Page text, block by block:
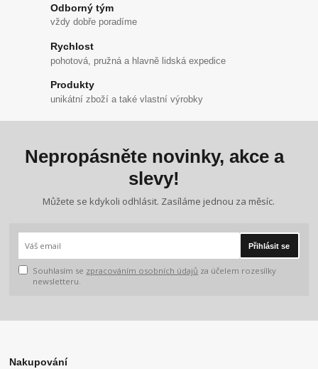
Odborný tým
vždy dobře poradíme
Rychlost
pohotová, pružná a hlavně lidská expedice
Produkty
unikátní zboží a také vlastní výrobky
Nepropásněte novinky, akce a
slevy!
Můžete se kdykoli odhlásit. Zasíláme jednou za měsíc.
Přihlásit se
Souhlasím se zpracováním osobních údajů za účelem rozesílky
newsletteru.
Nakupování